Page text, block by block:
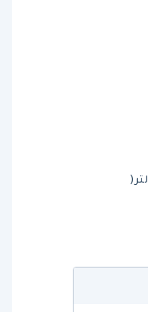
والمثلجة، 2 أوعية ،بسعة 19لتر(